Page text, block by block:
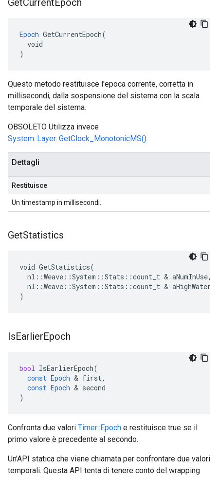
GetCurrentEpoch
Epoch GetCurrentEpoch(
  void
)
Questo metodo restituisce l'epoca corrente, corretta in
millisecondi, dalla sospensione del sistema con la scala
temporale del sistema.
OBSOLETO Utilizza invece
System::Layer::GetClock_MonotonicMS().
Dettagli
Restituisce
Un timestamp in millisecondi.
GetStatistics
void GetStatistics(
  nl::Weave::System::Stats::count_t & aNumInUse,
nl::Weave::System::Stats::count_t &
)
IsEarlierEpoch
bool IsEarlierEpoch(
const Epoch & first,
const Epoch & second
)
Confronta due valori Timer::Epoch e restituisce true se il
primo valore è precedente al secondo.
Un'API statica che viene chiamata per confrontare due valori
temporali. Questa API tenta di tenere conto del wrapping